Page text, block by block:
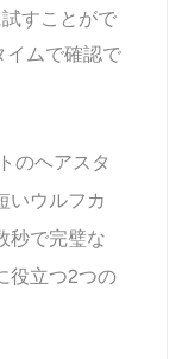
すことがで
イムで確認で
のヘアスタ
いウルフカ
秒で完璧な
役立つ2つの